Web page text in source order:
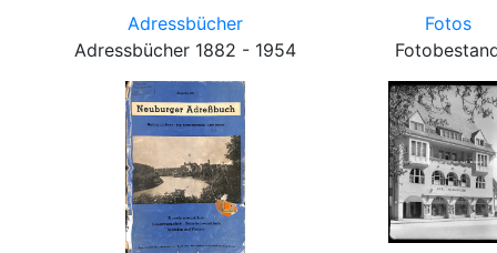
Adressbücher
Adressbücher 1882 - 1954
Fotos